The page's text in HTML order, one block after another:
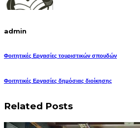
admin
Φοιτητικές Εργασίες τουριστικών σπουδών
Φοιτητικές Εργασίες δημόσιας διοίκησης
Related Posts